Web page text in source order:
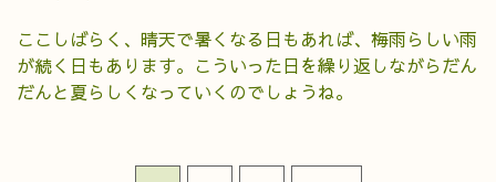
ここしばらく、晴天で暑くなる日もあれば、梅雨らしい雨
が続く日もあります。こういった日を繰り返しながらだん
だんと夏らしくなっていくのでしょうね。